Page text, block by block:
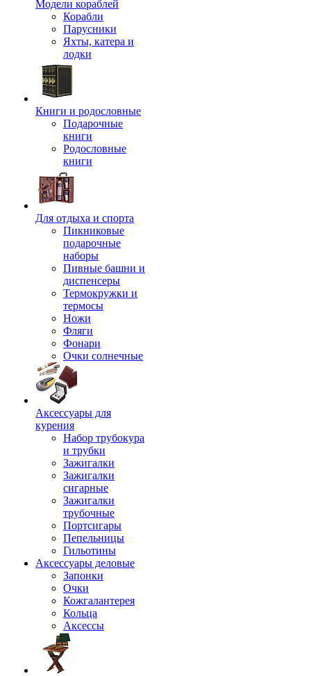
Модели кораблей
Корабли
Парусники
Яхты, катера и
лодки
Книги и родословные
Подарочные
книги
Родословные
книги
Для отдыха и спорта
Пикниковые
подарочные
наборы
Пивные башни и
диспенсеры
Термокружки и
термосы
Ножи
Фляги
Фонари
Очки солнечные
Аксессуары для
курения
Набор трубокура
и трубки
Зажигалки
Зажигалки
сигарные
Зажигалки
трубочные
Портсигары
Пепельницы
Гильотины
Аксессуары деловые
Запонки
Очки
Кожгалантерея
Кольца
Аксессы